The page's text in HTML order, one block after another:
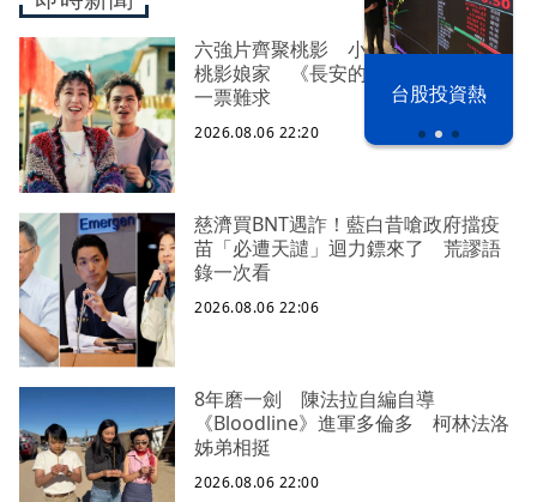
以色列 穹頂
台股投資熱
六強片齊聚桃影 小薰《祖先鬼》回
桃影娘家 《長安的荔枝》桃影加映
一票難求
2026.08.06 22:20
慈濟買BNT遇詐！藍白昔嗆政府擋疫
苗「必遭天譴」迴力鏢來了 荒謬語
錄一次看
2026.08.06 22:06
8年磨一劍 陳法拉自編自導
《Bloodline》進軍多倫多 柯林法洛
姊弟相挺
2026.08.06 22:00